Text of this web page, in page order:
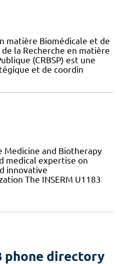
matière Biomédicale et de
la Recherche en matière
(CRBSP) est une
et de coordin
and Biotherapy
medical expertise on
innovative
The INSERM U1183
phone directory